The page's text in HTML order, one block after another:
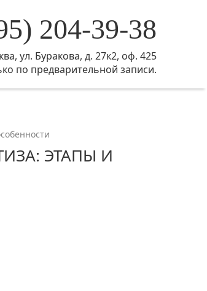
204-39-38
ул. Буракова, д. 27к2, оф. 425
по предварительной записи.
ЭТАПЫ И